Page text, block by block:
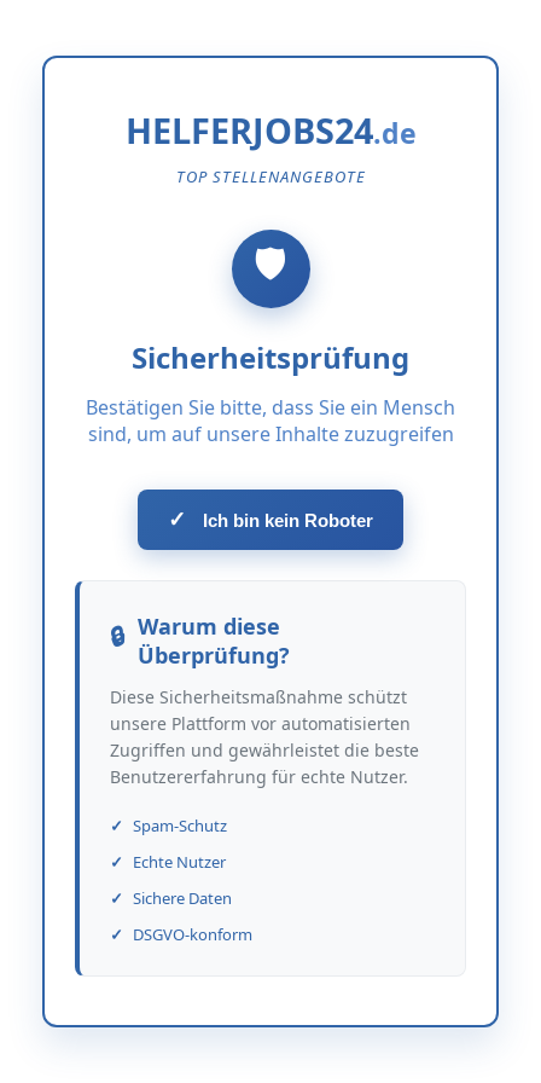
HELFERJOBS24
TOP STELLENANGEBOTE
Sicherheitsprüfung
Bestätigen Sie bitte, dass Sie ein Mensch
sind, um auf unsere Inhalte zuzugreifen
✓ Ich bin kein Roboter
Warum diese
Überprüfung?
Diese Sicherheitsmaßnahme schützt
unsere Plattform vor automatisierten
Zugriffen und gewährleistet die beste
Benutzererfahrung für echte Nutzer.
Spam-Schutz
Echte Nutzer
Sichere Daten
DSGVO-konform